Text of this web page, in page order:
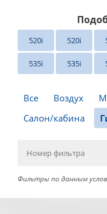
520i 520i
535i 535i
Все Воздух
Салон/кабина
Фильтры по данным